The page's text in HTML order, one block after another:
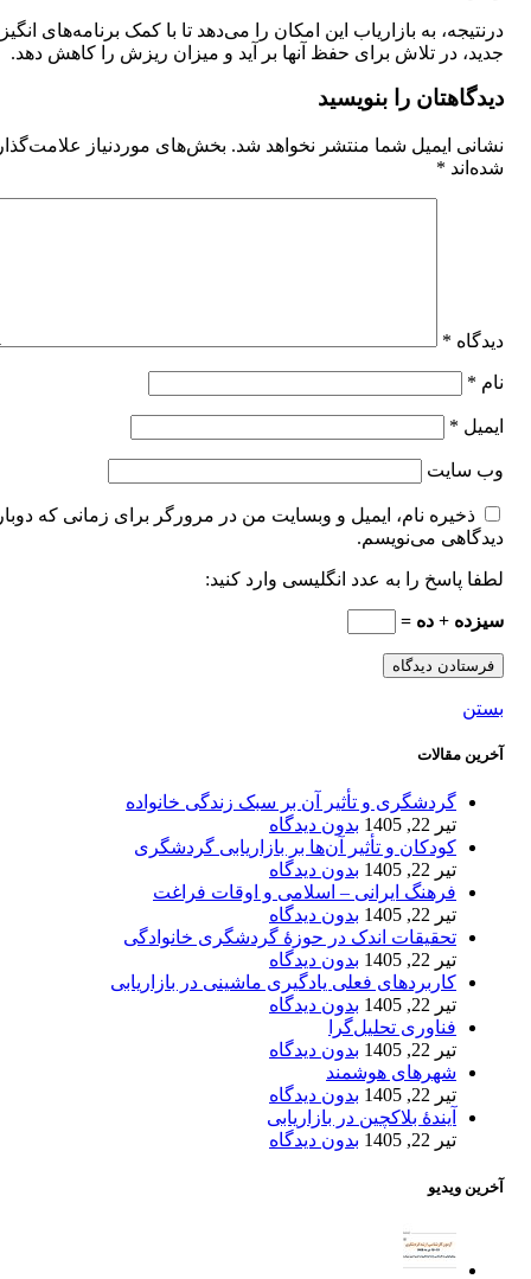
درنتیجه، به بازاریاب این امکان را می‌دهد تا با کمک برنامه‌های
جدید، در تلاش برای حفظ آنها بر آید و میزان ریزش را کاهش دهد.
دیدگاهتان را بنویسید
نشانی ایمیل شما منتشر نخواهد شد. بخش‌های موردنیاز
شده‌اند *
دیدگاه *
نام *
ایمیل *
وب‌ سایت
ذخیره نام، ایمیل و وبسایت من در مرورگر برای زمانی که
دیدگاهی می‌نویسم.
لطفا پاسخ را به عدد انگلیسی وارد کنید:
سیزده + ده =
بستن
آخرین مقالات
گردشگری و تأثیر آن بر سبک زندگی خانواده
تیر 22, 1405
بدون دیدگاه
کودکان و تأثیر آن‌ها بر بازاریابی گردشگری
تیر 22, 1405
بدون دیدگاه
فرهنگ ایرانی – اسلامی و اوقات فراغت
تیر 22, 1405
بدون دیدگاه
تحقیقات اندک در حوزۀ گردشگری خانوادگی
تیر 22, 1405
بدون دیدگاه
کاربردهای فعلی یادگیری ماشینی در بازاریابی
تیر 22, 1405
بدون دیدگاه
فناوری تحلیل‌گرا
تیر 22, 1405
بدون دیدگاه
شهرهای هوشمند
تیر 22, 1405
بدون دیدگاه
آیندۀ بلاکچین در بازاریابی
تیر 22, 1405
بدون دیدگاه
آخرین ویدیو